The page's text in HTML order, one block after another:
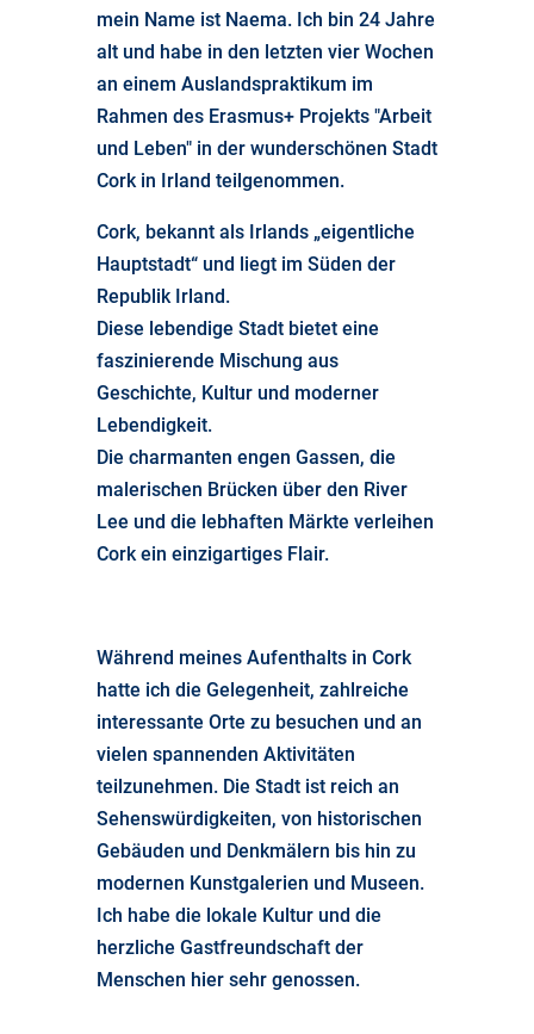
mein Name ist Naema. Ich bin 24 Jahre
alt und habe in den letzten vier Wochen
an einem Auslandspraktikum im
Rahmen des Erasmus+ Projekts "Arbeit
und Leben" in der wunderschönen Stadt
Cork in Irland teilgenommen.
Cork, bekannt als Irlands „eigentliche
Hauptstadt“ und liegt im Süden der
Republik Irland.
Diese lebendige Stadt bietet eine
faszinierende Mischung aus
Geschichte, Kultur und moderner
Lebendigkeit.
Die charmanten engen Gassen, die
malerischen Brücken über den River
Lee und die lebhaften Märkte verleihen
Cork ein einzigartiges Flair.
Während meines Aufenthalts in Cork
hatte ich die Gelegenheit, zahlreiche
interessante Orte zu besuchen und an
vielen spannenden Aktivitäten
teilzunehmen. Die Stadt ist reich an
Sehenswürdigkeiten, von historischen
Gebäuden und Denkmälern bis hin zu
modernen Kunstgalerien und Museen.
Ich habe die lokale Kultur und die
herzliche Gastfreundschaft der
Menschen hier sehr genossen.